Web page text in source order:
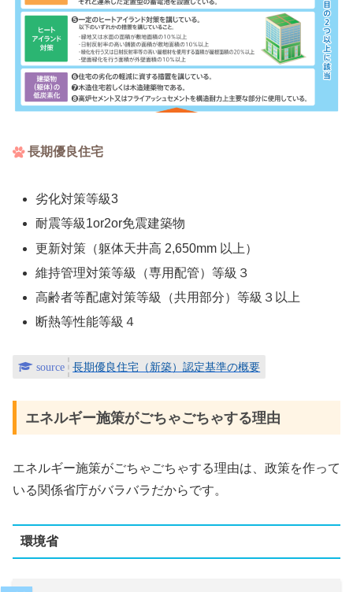
長期優良住宅
劣化対策等級3
耐震等級1or2or免震建築物
更新対策（躯体天井高 2,650mm 以上）
維持管理対策等級（専用配管）等級３
高齢者等配慮対策等級（共用部分）等級３以上
断熱等性能等級４
長期優良住宅（新築）認定基準の概要
エネルギー施策がごちゃごちゃする理由
エネルギー施策がごちゃごちゃする理由は、政策を作って
いる関係省庁がバラバラだからです。
環境省